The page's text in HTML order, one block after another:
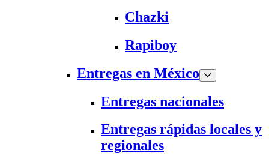
Chazki
Rapiboy
Entregas en México
Entregas nacionales
Entregas rápidas locales y
regionales